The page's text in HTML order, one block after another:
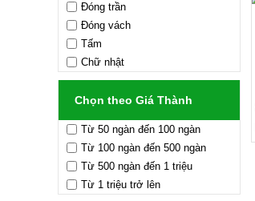
Đóng trần
Đóng vách
Tấm
Chữ nhật
Chọn theo Giá Thành
Từ 50 ngàn đến 100 ngàn
Từ 100 ngàn đến 500 ngàn
Từ 500 ngàn đến 1 triệu
Từ 1 triệu trở lên